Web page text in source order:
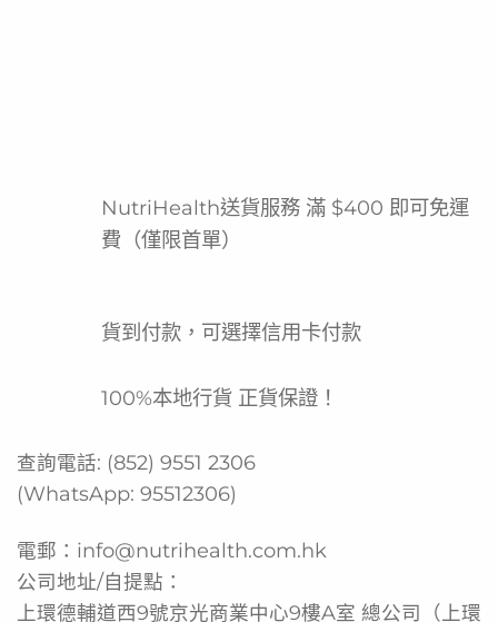
補充的狀況。由國際知名醫療保健公司Fresenius Kabi製
造，秉承德國嚴謹工藝與最高品質標準，確保產品安全可
靠，為您提供全面且易於吸收的營養支持，是居家照護或外
添加膳食纖維支援腸道健康
獨立包裝方便攜帶及隨時飲用
產品功能
為需要高能量補充人士提供全面營養
NutriHealth送貨服務 滿 $400 即可免運
費（僅限首單）
貨到付款，可選擇信用卡付款
100%本地行貨 正貨保證！
查詢電話: (852) 9551 2306
(WhatsApp: 95512306)
電郵： info@nutrihealth.com.hk
公司地址/自提點：
上環德輔道西9號京光商業中心9樓A室 總公司（上環